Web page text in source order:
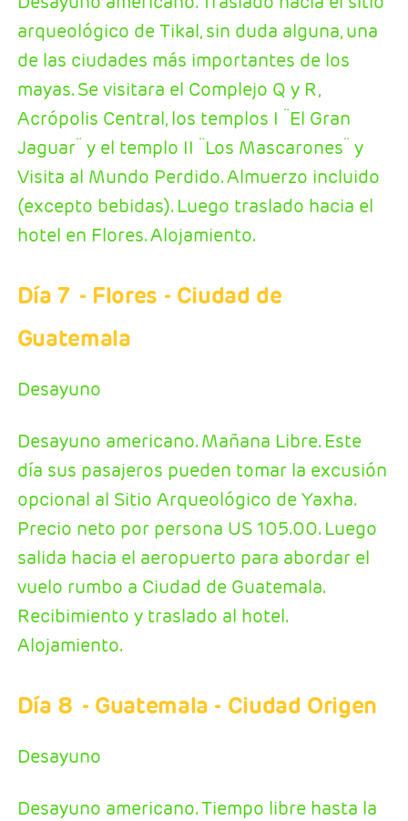
arqueológico de Tikal, sin duda alguna, una
de las ciudades más importantes de los
mayas. Se visitara el Complejo Q y R,
Acrópolis Central, los templos I ¨El Gran
Jaguar¨ y el templo II ¨Los Mascarones¨ y
Visita al Mundo Perdido. Almuerzo incluido
(excepto bebidas). Luego traslado hacia el
hotel en Flores. Alojamiento.
Día 7 - Flores - Ciudad de
Guatemala
Desayuno
Desayuno americano. Mañana Libre. Este
día sus pasajeros pueden tomar la excusión
opcional al Sitio Arqueológico de Yaxha.
Precio neto por persona US 105.00. Luego
salida hacia el aeropuerto para abordar el
vuelo rumbo a Ciudad de Guatemala.
Recibimiento y traslado al hotel.
Alojamiento.
Día 8 - Guatemala - Ciudad Origen
Desayuno
Desayuno americano. Tiempo libre hasta la